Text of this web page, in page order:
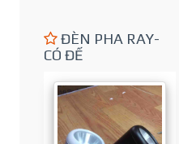
ĐÈN PHA RAY-
CÓ ĐẾ